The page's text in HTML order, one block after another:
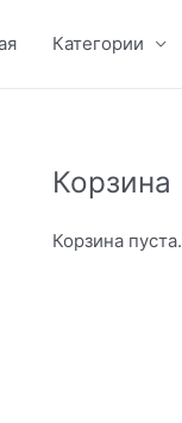
Категории
Корзина
Корзина пуста.